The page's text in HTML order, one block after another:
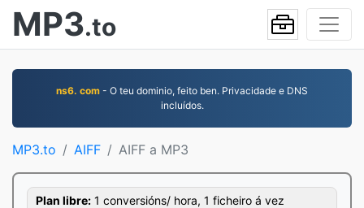
MP3.to
ns6. com - O teu dominio, feito ben. Privacidade e DNS
incluídos.
MP3.to AIFF AIFF a MP3
Plan libre: 1 conversións/ hora, 1 ficheiro á vez